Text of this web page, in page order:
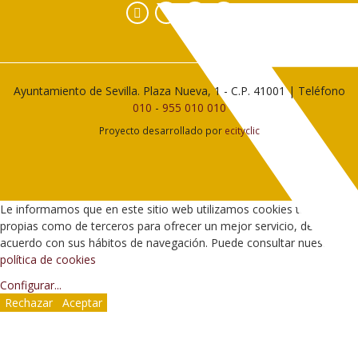
Facebook
Ayuntamiento de Sevilla. Plaza Nueva, 1 - C.P. 41001 | Teléfono
010 - 955 010 010
Proyecto desarrollado por ecityclic
Le informamos que en este sitio web utilizamos cookies tanto
propias como de terceros para ofrecer un mejor servicio, de
acuerdo con sus hábitos de navegación. Puede consultar nuestra
política de cookies
Configurar...
Rechazar
Aceptar